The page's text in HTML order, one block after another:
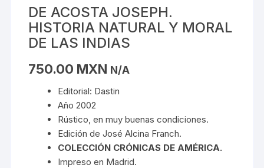
DE ACOSTA JOSEPH.
HISTORIA NATURAL Y MORAL
DE LAS INDIAS
750.00 MXN N/A
Editorial: Dastin
Año 2002
Rústico, en muy buenas condiciones.
Edición de José Alcina Franch.
COLECCIÓN CRÓNICAS DE AMÉRICA.
Impreso en Madrid.